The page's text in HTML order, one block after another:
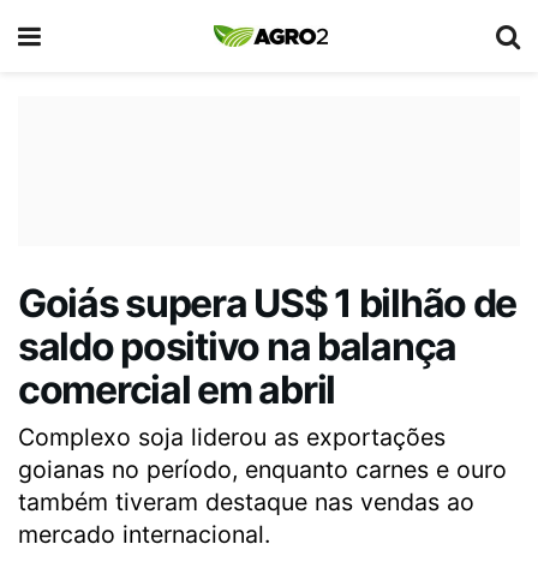
Goiás supera US$ 1 bilhão de
saldo positivo na balança
comercial em abril
Complexo soja liderou as exportações
goianas no período, enquanto carnes e ouro
também tiveram destaque nas vendas ao
mercado internacional.